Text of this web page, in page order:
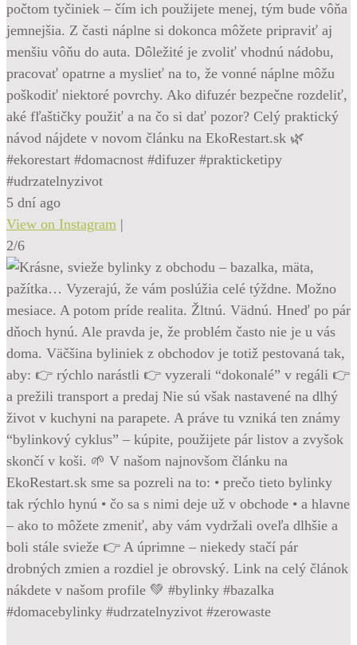
počtom tyčiniek – čím ich použijete menej, tým bude vôňa
jemnejšia. Z časti náplne si dokonca môžete pripraviť aj
menšiu vôňu do auta. Dôležité je zvoliť vhodnú nádobu,
pracovať opatrne a myslieť na to, že vonné náplne môžu
poškodiť niektoré povrchy. Ako difuzér bezpečne rozdeliť,
aké fľaštičky použiť a na čo si dať pozor? Celý praktický
návod nájdete v novom článku na EkoRestart.sk 🌿
#ekorestart #domacnost #difuzer #prakticketipy
#udrzatelnyzivot
5 dní ago
View on Instagram |
2/6